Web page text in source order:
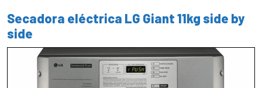
Secadora eléctrica LG Giant 11kg side by
side